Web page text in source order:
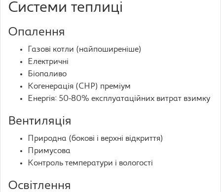
Системи теплиці
Опалення
Газові котли (найпоширеніше)
Електричні
Біопаливо
Когенерація (CHP) преміум
Енергія: 50-80% експлуатаційних витрат взимку
Вентиляція
Природна (бокові і верхні відкриття)
Примусова
Контроль температури і вологості
Освітлення